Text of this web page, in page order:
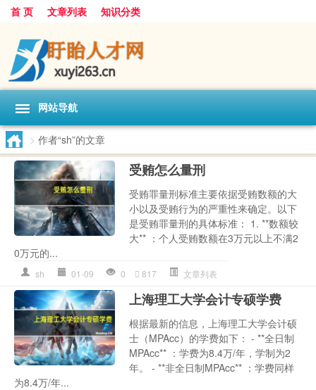
首 页 文章列表 知识分类
网站导航
> 作者“sh”的文章
受贿怎么量刑
受贿罪量刑标准主要依据受贿数额的大
小以及受贿行为的严重性来确定。以下
是受贿罪量刑的具体标准： 1. **数额较
大** ：个人受贿数额在3万元以上不满2
0万元的...
sh 01-09 0 817 文章列表
上海理工大学会计专硕学费
根据最新的信息，上海理工大学会计硕
士（MPAcc）的学费如下： - **全日制
MPAcc** ：学费为8.4万/年，学制为2
年。 - **非全日制MPAcc** ：学费同样
为8.4万/年...